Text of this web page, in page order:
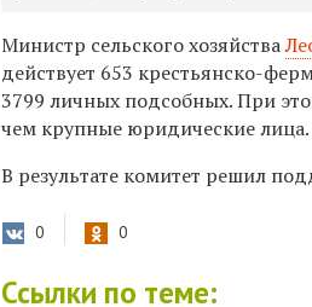
Министр сельского хозяйства
действует 653 крестьянско-
3799 личных подсобных. При
чем крупные юридические лица.
В результате комитет решил
0 0
Ссылки по теме: